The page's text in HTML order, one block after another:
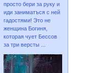
просто бери за руку и
иди заниматъся с ней
гадостями! Это не
женщина Богиня,
которая чует Бессов
за три версты ...